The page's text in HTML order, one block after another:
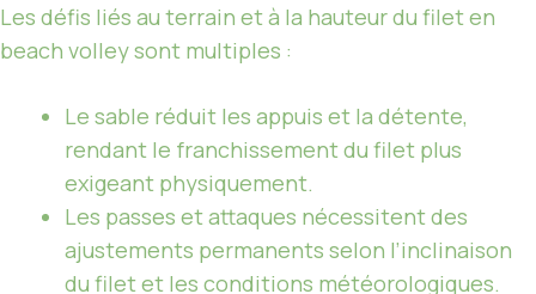
Les défis liés au terrain et à la hauteur du filet en
beach volley sont multiples :
Le sable réduit les appuis et la détente,
rendant le franchissement du filet plus
exigeant physiquement.
Les passes et attaques nécessitent des
ajustements permanents selon l’inclinaison
du filet et les conditions météorologiques.